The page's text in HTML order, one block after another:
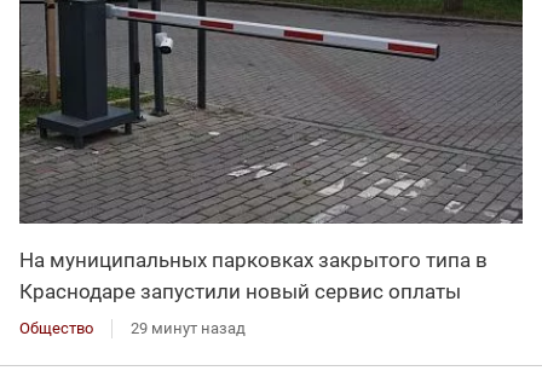
На муниципальных парковках закрытого типа в
Краснодаре запустили новый сервис оплаты
Общество 29 минут назад